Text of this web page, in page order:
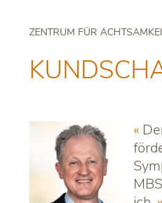
ZENTRUM FÜR